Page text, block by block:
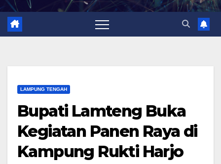
LAMPUNG TENGAH
Bupati Lamteng Buka
Kegiatan Panen Raya di
Kampung Rukti Harjo